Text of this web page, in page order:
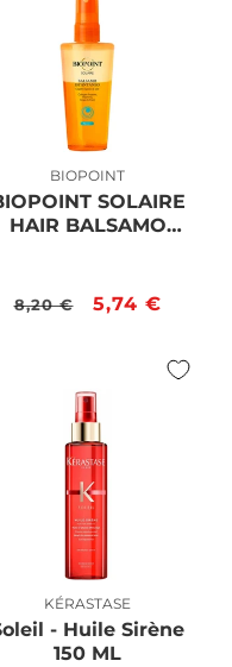
Produttore:
BIOPOINT
SOLAIRE
HAIR BALSAMO
Prezzo
8,20 €
Prezzo
5,74 €
Produttore:
KÉRASTASE
- Huile Sirène
150 ML